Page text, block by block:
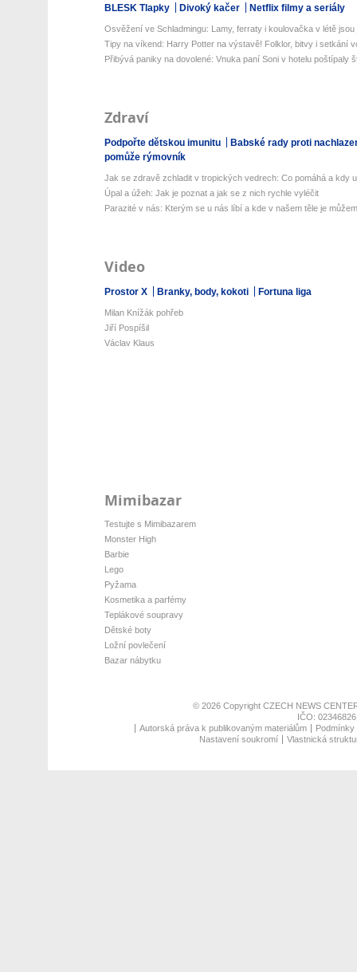
BLESK Tlapky Divoký kačer Netflix filmy a seriály
Osvěžení ve Schladmingu: Lamy, ferraty i koulovačka v létě jsou
Tipy na víkend: Harry Potter na výstavě! Folklor, bitvy i setkání
Přibývá paniky na dovolené: Vnuka paní Soni v hotelu poštípaly
Zdraví
Podpořte dětskou imunitu
Babské rady proti
pomůže rýmovník
Jak se zdravě zchladit v tropických vedrech: Co pomáhá a kdy
Úpal a úžeh: Jak je poznat a jak se z nich rychle vyléčit
Parazité v nás: Kterým se u nás líbí a kde v našem těle je
Video
Prostor X Branky, body, kokoti Fortuna liga
Milan Knížák pohřeb
Jiří Pospíšil
Václav Klaus
Mimibazar
Testujte s Mimibazarem
Monster High
Barbie
Lego
Pyžama
Kosmetika a parfémy
Teplákové soupravy
Dětské boty
Ložní povlečení
Bazar nábytku
© 2026 Copyright CZECH NEWS
IČO:
Autorská práva k publikovaným materiálům
Nastavení soukromí
Vlastnická